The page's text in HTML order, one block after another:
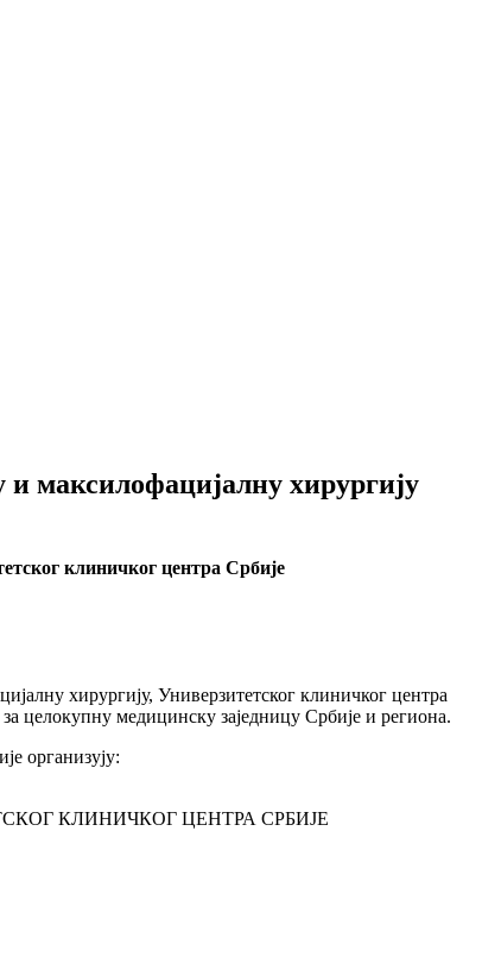
максилофацијалну хирургију
клиничког центра Србије
хирургију, Универзитетског клиничког центра
целокупну медицинску заједницу Србије и региона.
организују:
КЛИНИЧКОГ ЦЕНТРА СРБИЈЕ